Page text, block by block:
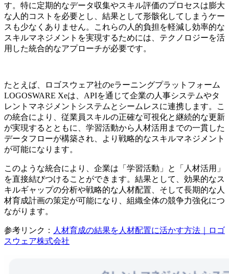
す。特に定期的なデータ収集やスキル評価のプロセスは膨大
な人的コストを必要とし、結果として形骸化してしまうケー
スも少なくありません。これらの人的負担を軽減し効率的な
スキルマネジメントを実現するためには、テクノロジーを活
用した統合的なアプローチが必要です。
たとえば、ロゴスウェア社のeラーニングプラットフォーム
LOGOSWARE Xeは、APIを通じて企業の人事システムやタ
レントマネジメントシステムとシームレスに連携します。こ
の統合により、従業員スキルの正確な可視化と継続的な更新
が実現するとともに、学習活動から人材活用までの一貫した
データフローが構築され、より戦略的なスキルマネジメント
が可能になります。
このような統合により、企業は「学習活動」と「人材活用」
を直接結びつけることができます。結果として、効果的なス
キルギャップの分析や戦略的な人材配置、そして長期的な人
材育成計画の策定が可能になり、組織全体の競争力強化につ
ながります。
参考リンク： 人材育成の結果を人材配置に活かす方法｜ロゴ
スウェア株式会社